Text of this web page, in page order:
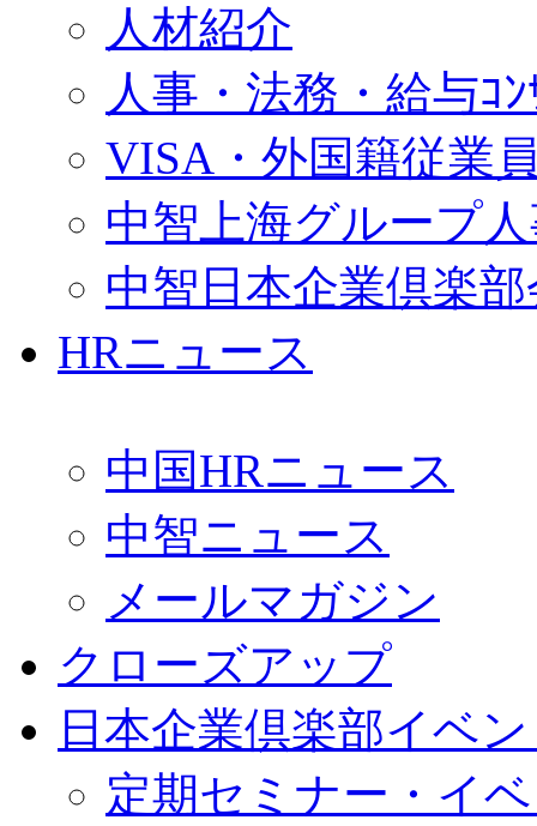
人材紹介
人事・法務・給与ｺﾝ
VISA・外国籍従業
中智上海グループ
中智日本企業倶楽
HRニュース
中国HRニュース
中智ニュース
メールマガジン
クローズアップ
日本企業倶楽部イベ
定期セミナー・イ